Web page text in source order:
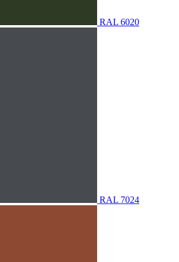
RAL 6020
RAL 7024